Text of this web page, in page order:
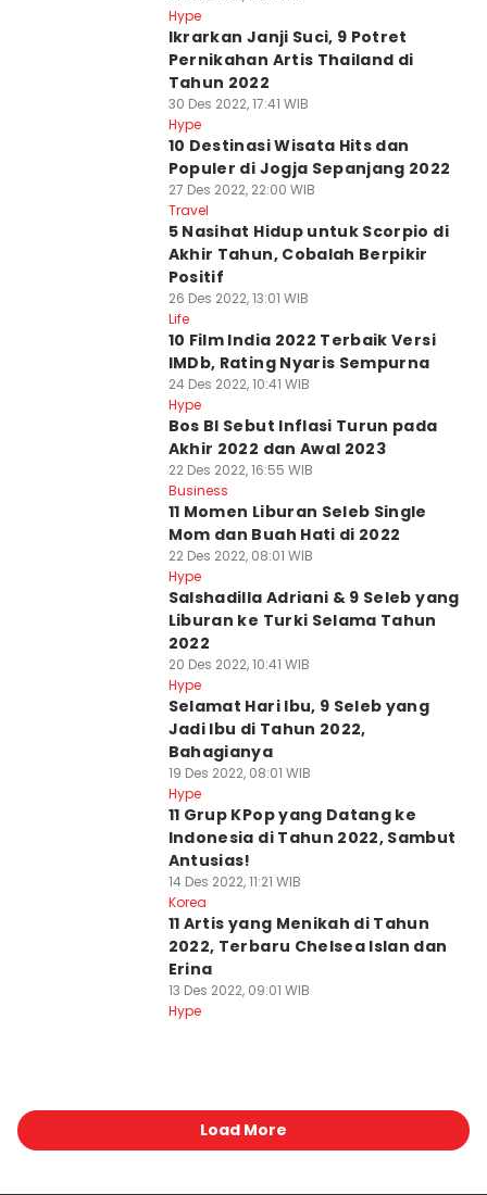
Hype
Ikrarkan Janji Suci, 9 Potret
Pernikahan Artis Thailand di
Tahun 2022
30 Des 2022, 17:41 WIB
Hype
10 Destinasi Wisata Hits dan
Populer di Jogja Sepanjang 2022
27 Des 2022, 22:00 WIB
Travel
5 Nasihat Hidup untuk Scorpio di
Akhir Tahun, Cobalah Berpikir
Positif
26 Des 2022, 13:01 WIB
Life
10 Film India 2022 Terbaik Versi
IMDb, Rating Nyaris Sempurna
24 Des 2022, 10:41 WIB
Hype
Bos BI Sebut Inflasi Turun pada
Akhir 2022 dan Awal 2023
22 Des 2022, 16:55 WIB
Business
11 Momen Liburan Seleb Single
Mom dan Buah Hati di 2022
22 Des 2022, 08:01 WIB
Hype
Salshadilla Adriani & 9 Seleb yang
Liburan ke Turki Selama Tahun
2022
20 Des 2022, 10:41 WIB
Hype
Selamat Hari Ibu, 9 Seleb yang
Jadi Ibu di Tahun 2022,
Bahagianya
19 Des 2022, 08:01 WIB
Hype
11 Grup KPop yang Datang ke
Indonesia di Tahun 2022, Sambut
Antusias!
14 Des 2022, 11:21 WIB
Korea
11 Artis yang Menikah di Tahun
2022, Terbaru Chelsea Islan dan
Erina
13 Des 2022, 09:01 WIB
Hype
Load More